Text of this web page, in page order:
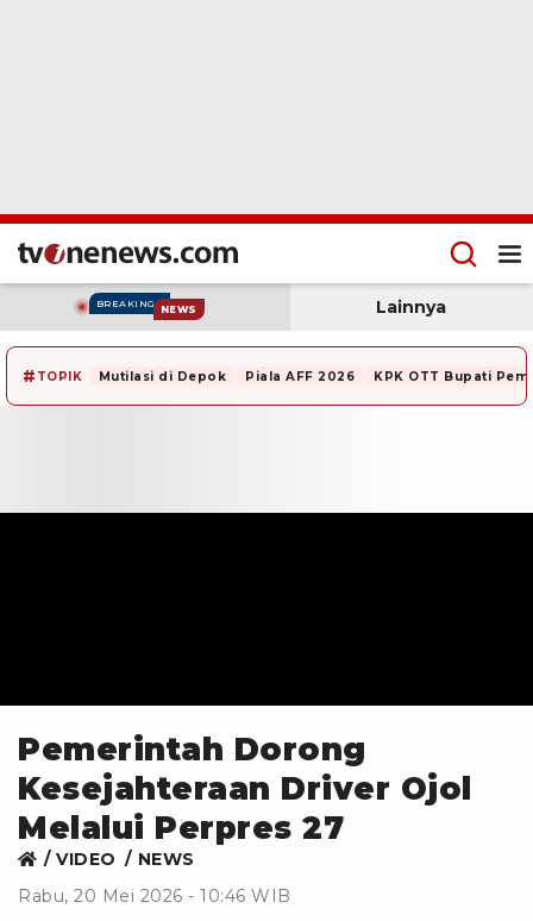
BREAKING NEWS Lainnya
# TOPIK Mutilasi di Depok Piala AFF 2026 KPK OTT Bupati
Pemerintah Dorong
Kesejahteraan Driver Ojol
Melalui Perpres 27
VIDEO
NEWS
Rabu, 20 Mei 2026 - 10:46 WIB